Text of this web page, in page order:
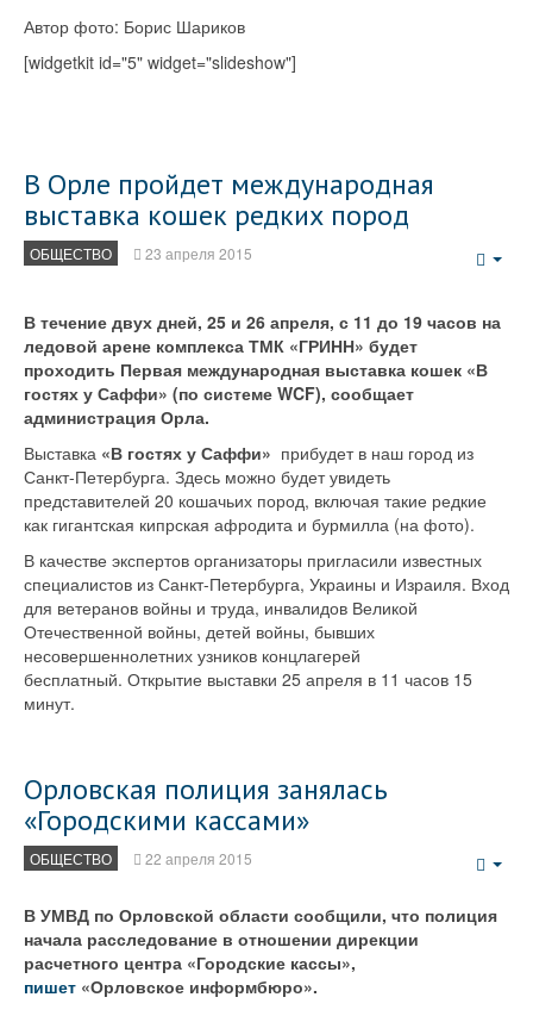
Автор фото: Борис Шариков
[widgetkit id="5" widget="slideshow"]
В Орле пройдет международная
выставка кошек редких пород
ОБЩЕСТВО 23 апреля 2015
В течение двух дней, 25 и 26 апреля, с 11 до 19 часов на
ледовой арене комплекса ТМК «ГРИНН» будет
проходить Первая международная выставка кошек «В
гостях у Саффи» (по системе WCF), сообщает
администрация Орла.
Выставка «В гостях у Саффи» прибудет в наш город из
Санкт-Петербурга. Здесь можно будет увидеть
представителей 20 кошачьих пород, включая такие редкие
как гигантская кипрская афродита и бурмилла (на фото).
В качестве экспертов организаторы пригласили известных
специалистов из Санкт-Петербурга, Украины и Израиля. Вход
для ветеранов войны и труда, инвалидов Великой
Отечественной войны, детей войны, бывших
несовершеннолетних узников концлагерей
бесплатный. Открытие выставки 25 апреля в 11 часов 15
минут.
Орловская полиция занялась
«Городскими кассами»
ОБЩЕСТВО 22 апреля 2015
В УМВД по Орловской области сообщили, что полиция
начала расследование в отношении дирекции
расчетного центра «Городские кассы»,
пишет «Орловское информбюро».